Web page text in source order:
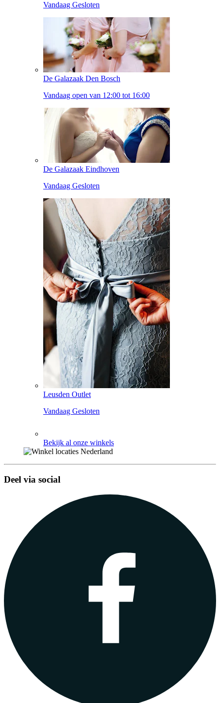
Vandaag Gesloten
De Galazaak Den Bosch
Vandaag open van 12:00 tot 16:00
De Galazaak Eindhoven
Vandaag Gesloten
Leusden Outlet
Vandaag Gesloten
Bekijk al onze winkels
Deel via social